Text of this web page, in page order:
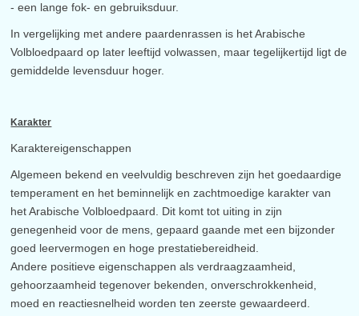
- een lange fok- en gebruiksduur.
In vergelijking met andere paardenrassen is het Arabische
Volbloedpaard op later leeftijd volwassen, maar tegelijkertijd ligt de
gemiddelde levensduur hoger.
Karakter
Karaktereigenschappen
Algemeen bekend en veelvuldig beschreven zijn het goedaardige
temperament en het beminnelijk en zachtmoedige karakter van
het Arabische Volbloedpaard. Dit komt tot uiting in zijn
genegenheid voor de mens, gepaard gaande met een bijzonder
goed leervermogen en hoge prestatiebereidheid.
Andere positieve eigenschappen als verdraagzaamheid,
gehoorzaamheid tegenover bekenden, onverschrokkenheid,
moed en reactiesnelheid worden ten zeerste gewaardeerd.